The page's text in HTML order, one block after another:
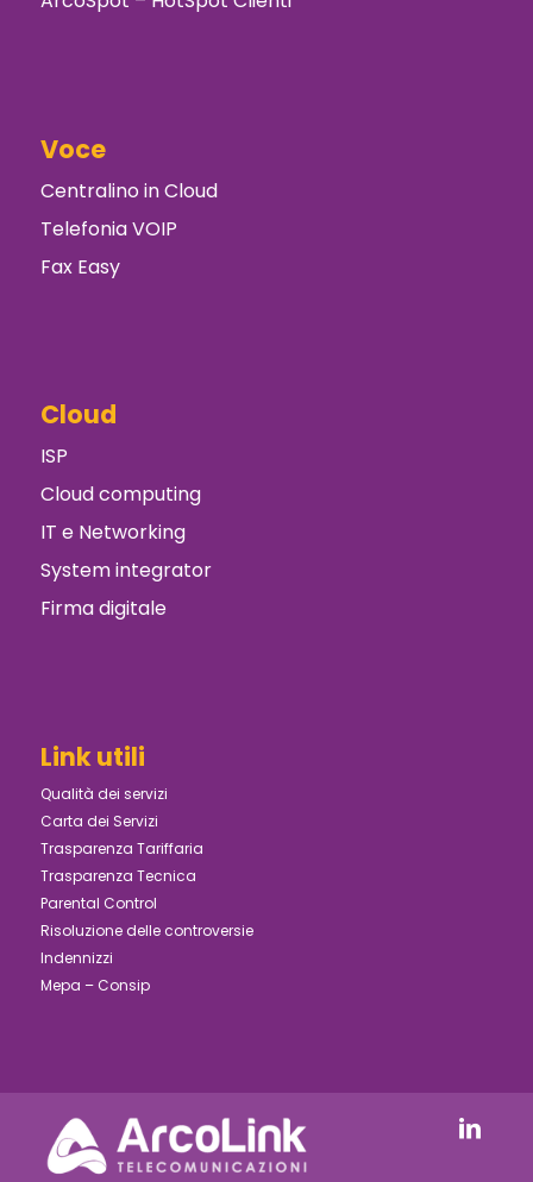
Voce
Centralino in Cloud
Telefonia VOIP
Fax Easy
Cloud
ISP
Cloud computing
IT e Networking
System integrator
Firma digitale
Link utili
Qualità dei servizi
Carta dei Servizi
Trasparenza Tariffaria
Trasparenza Tecnica
Parental Control
Risoluzione delle controversie
Indennizzi
Mepa – Consip